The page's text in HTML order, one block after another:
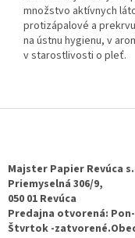
množstvo aktívnych
protizápalové a
na ústnu hygienu, v
v starostlivosti o pleť.
Majster Papier Revúca
Priemyselná 306/9,
050 01 Revúca
Predajna otvorená: Pon-
Štvrtok -